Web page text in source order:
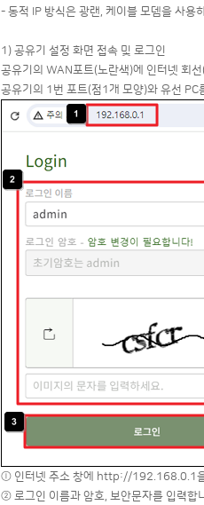
- 동적 IP 방식은 광랜, 케이블 모뎀을 사용
1) 공유기 설정 화면 접속 및 로그인
공유기의 WAN포트(노란색)에 인터넷 회
공유기의 1번 포트(점1개 모양)와 유선
ⓛ 인터넷 주소 창에 http://192.168.0.1을
② 로그인 이름과 암호, 보안문자를 입력합